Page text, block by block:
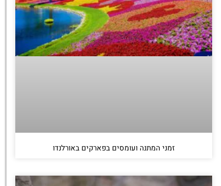
זמני המתנה ועומסים בפארקים באורלנדו